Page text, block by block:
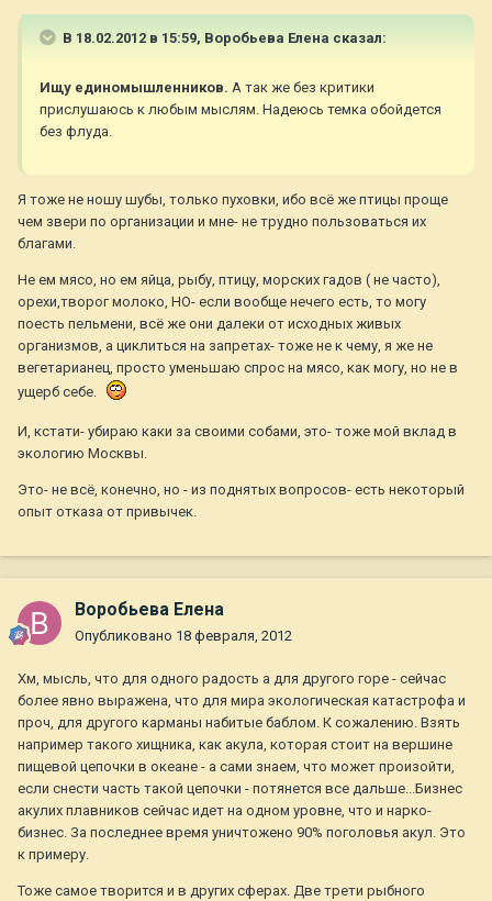
В 18.02.2012 в 15:59, Воробьева Елена сказал:
Ищу единомышленников. А так же без критики
прислушаюсь к любым мыслям. Надеюсь темка обойдется
без флуда.
Я тоже не ношу шубы, только пуховки, ибо всё же птицы проще
чем звери по организации и мне- не трудно пользоваться их
благами.
Не ем мясо, но ем яйца, рыбу, птицу, морских гадов ( не часто),
орехи,творог молоко, НО- если вообще нечего есть, то могу
поесть пельмени, всё же они далеки от исходных живых
организмов, а циклиться на запретах- тоже не к чему, я же не
вегетарианец, просто уменьшаю спрос на мясо, как могу, но не в
ущерб себе.
И, кстати- убираю каки за своими собами, это- тоже мой вклад в
экологию Москвы.
Это- не всё, конечно, но - из поднятых вопросов- есть некоторый
опыт отказа от привычек.
Воробьева Елена
Опубликовано 18 февраля, 2012
Хм, мысль, что для одного радость а для другого горе - сейчас
более явно выражена, что для мира экологическая катастрофа и
проч, для другого карманы набитые баблом. К сожалению. Взять
например такого хищника, как акула, которая стоит на вершине
пищевой цепочки в океане - а сами знаем, что может произойти,
если снести часть такой цепочки - потянется все дальше...Бизнес
акулих плавников сейчас идет на одном уровне, что и нарко-
бизнес. За последнее время уничтожено 90% поголовья акул. Это
к примеру.
Тоже самое творится и в других сферах. Две трети рыбного